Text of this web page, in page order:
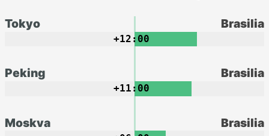
Brasilia
Tokyo
+12:00
Brasilia
Peking
+11:00
Brasilia
Moskva